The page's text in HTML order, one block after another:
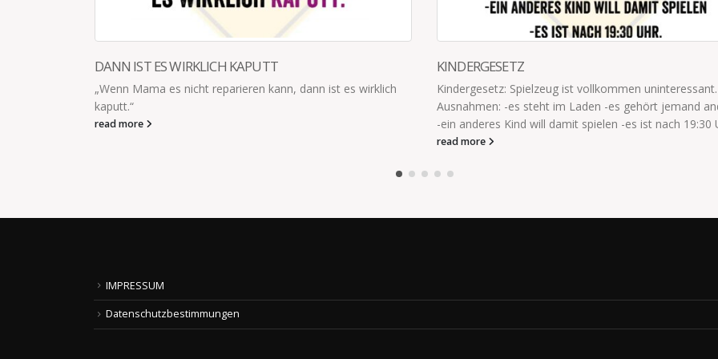
KINDERGESETZ
Kindergesetz: Spielzeug ist vollkommen uninteressant.
Ausnahmen: -es steht im Laden -es gehört jemand anderem
-ein anderes Kind will damit spielen -es ist nach 19:30 Uhr
NICHT VOR DEM KIND FLUCHEN
„Scheiße!“ „Nicht vor dem Kind fluchen, bitte!“ „Oh,
mir leid. Aaah, shit!“ #ichjedesmal
read more
IMPRESSUM
Datenschutzbestimmungen